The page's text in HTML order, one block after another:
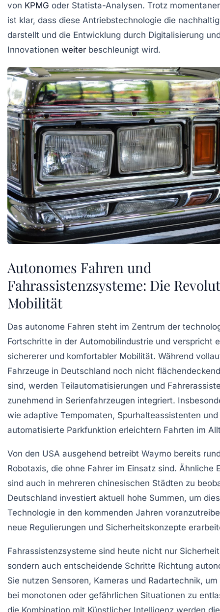
von KPMG oder Statista-Analysen. Trotz
ist klar, dass diese Antriebstechnologie die
darstellt und die Entwicklung durch Digitalisierung
Innovationen weiter beschleunigt wird.
Autonomes Fahren und
Fahrassistenzsysteme: Die
Mobilität
Das autonome Fahren steht im Zentrum der
Fortschritte in der Automobilindustrie und verspricht
sichererer und komfortabler Mobilität. Während
Fahrzeuge in Deutschland noch nicht
sind, werden Teilautomatisierungen und
zunehmend in Serienfahrzeugen integriert.
wie adaptive Tempomaten, Spurhalteassistenten und
automatisierte Parkfunktion erleichtern Fahrten im
Von den USA ausgehend betreibt Waymo bereits
Robotaxis, die ohne Fahrer im Einsatz sind. Ähnliche
sind auch in mehreren chinesischen Städten zu
Deutschland investiert aktuell hohe Summen, um
Technologie in den kommenden Jahren
neue Regulierungen und Sicherheitskonzepte
Fahrassistenzsysteme sind heute nicht nur
sondern auch entscheidende Schritte Richtung
Sie nutzen Sensoren, Kameras und Radartechnik,
bei monotonen oder gefährlichen Situationen zu